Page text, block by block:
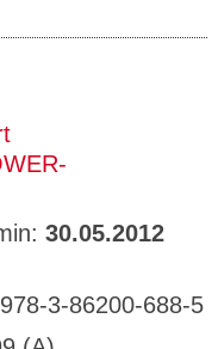
30.05.2012
3-86200-688-5